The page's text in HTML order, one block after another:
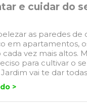
e cuidar do
as paredes de
em apartamentos,
vez mais altos.
para cultivar o
vai te dar todas
>